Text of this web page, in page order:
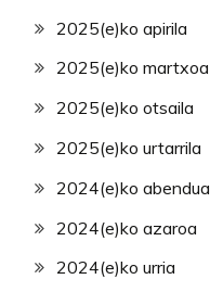
2025(e)ko apirila
2025(e)ko martxoa
2025(e)ko otsaila
2025(e)ko urtarrila
2024(e)ko abendua
2024(e)ko azaroa
2024(e)ko urria